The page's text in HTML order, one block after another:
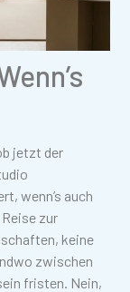
jetzt der
wenn’s auch
zur
keine
zwischen
fristen. Nein,